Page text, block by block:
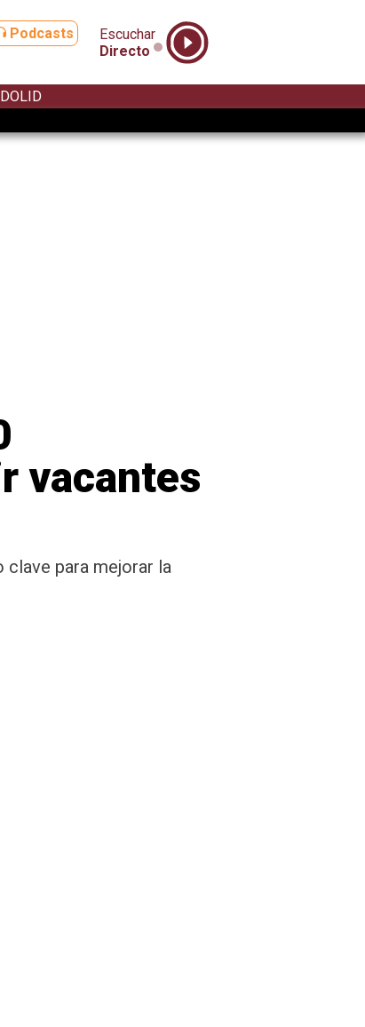
Podcasts
Escuchar
Directo
vacantes
clave para mejorar la